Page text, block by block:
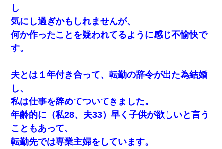
し
気にし過ぎかもしれませんが、
何か作ったことを疑われてるように感じ不愉快で
す。
夫とは１年付き合って、転勤の辞令が出た為結婚
し、
私は仕事を辞めてついてきました。
年齢的に（私28、夫33）早く子供が欲しいと言う
こともあって、
転勤先では専業主婦をしています。